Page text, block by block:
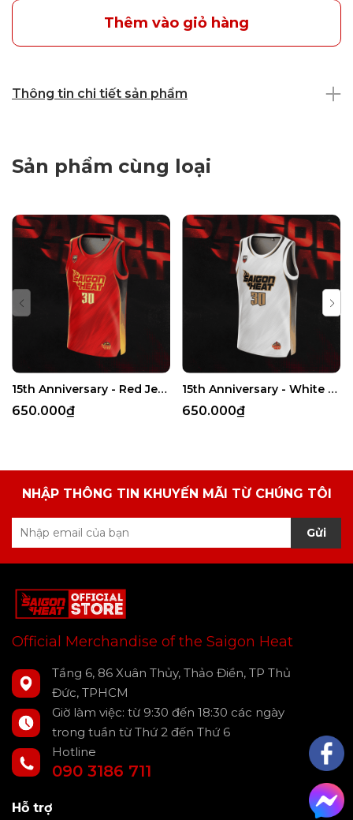
Thêm vào giỏ hàng
Thông tin chi tiết sản phẩm
Sản phẩm cùng loại
15th Anniversary - Red Jersey
650.000₫
15th Anniversary - White Jersey
650.000₫
NHẬP THÔNG TIN KHUYẾN MÃI TỪ CHÚNG TÔI
Gửi
Official Merchandise of the Saigon Heat
Tầng 6, 86 Xuân Thủy, Thảo Điền, TP Thủ
Đức, TPHCM
Giờ làm việc: từ 9:30 đến 18:30 các ngày
trong tuần từ Thứ 2 đến Thứ 6
Hotline
090 3186 711
Hỗ trợ